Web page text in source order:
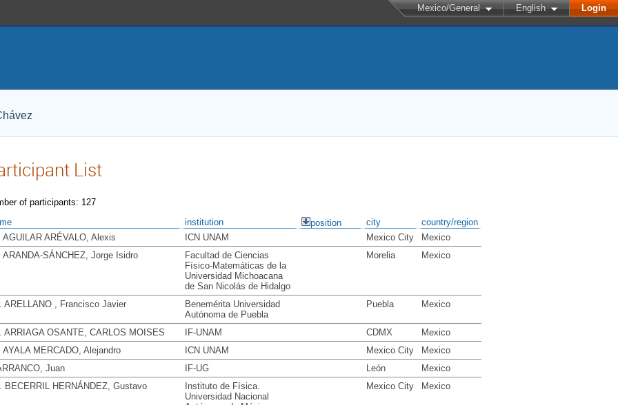
Mexico/General English Login
List
of participants: 127
institution position city
country/region
AGUILAR ARÉVALO, Alexis
ICN UNAM Mexico City
Mexico
ARANDA-SÁNCHEZ, Jorge Isidro
Facultad de Ciencias
Físico-Matemáticas de la
Universidad Michoacana
de San Nicolás de Hidalgo
Morelia Mexico
ARELLANO , Francisco Javier
Benemérita Universidad
Autónoma de Puebla
Puebla Mexico
ARRIAGA OSANTE, CARLOS MOISES IF-UNAM CDMX
Mexico
AYALA MERCADO, Alejandro
ICN UNAM Mexico City
Mexico
Juan
IF-UG León
Mexico
BECERRIL HERNÁNDEZ, Gustavo
Instituto de Física.
Universidad Nacional
Mexico City Mexico